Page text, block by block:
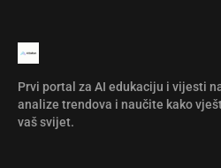
Prvi portal za AI edukaciju i vijesti
analize trendova i naučite kako
vaš svijet.